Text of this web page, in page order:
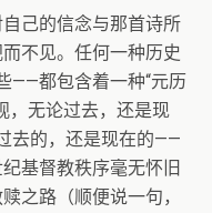
己的信念与那首诗所
不见。任何一种历史
——都包含着一种“元历
，无论过去，还是现
去的，还是现在的——
基督教秩序毫无怀旧
之路（顺便说一句，